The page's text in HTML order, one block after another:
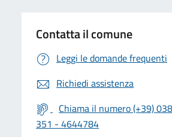
Contatta il comune
Leggi le domande frequenti
Richiedi assistenza
Chiama il numero (+39)
351 - 4644784